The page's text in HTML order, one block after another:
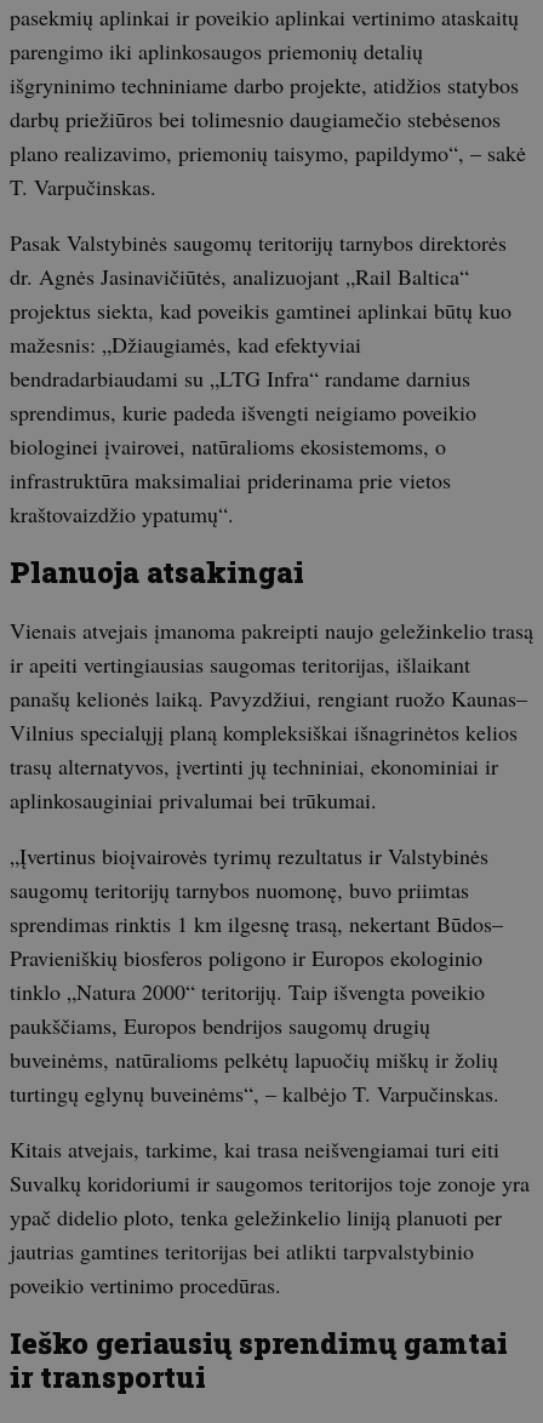
pasekmių aplinkai ir poveikio aplinkai vertinimo ataskaitų
parengimo iki aplinkosaugos priemonių detalių
išgryninimo techniniame darbo projekte, atidžios statybos
darbų priežiūros bei tolimesnio daugiamečio stebėsenos
plano realizavimo, priemonių taisymo, papildymo“, – sakė
T. Varpučinskas.
Pasak Valstybinės saugomų teritorijų tarnybos direktorės
dr. Agnės Jasinavičiūtės, analizuojant „Rail Baltica“
projektus siekta, kad poveikis gamtinei aplinkai būtų kuo
mažesnis: „Džiaugiamės, kad efektyviai
bendradarbiaudami su „LTG Infra“ randame darnius
sprendimus, kurie padeda išvengti neigiamo poveikio
biologinei įvairovei, natūralioms ekosistemoms, o
infrastruktūra maksimaliai priderinama prie vietos
kraštovaizdžio ypatumų“.
Planuoja atsakingai
Vienais atvejais įmanoma pakreipti naujo geležinkelio trasą
ir apeiti vertingiausias saugomas teritorijas, išlaikant
panašų kelionės laiką. Pavyzdžiui, rengiant ruožo Kaunas–
Vilnius specialųjį planą kompleksiškai išnagrinėtos kelios
trasų alternatyvos, įvertinti jų techniniai, ekonominiai ir
aplinkosauginiai privalumai bei trūkumai.
„Įvertinus bioįvairovės tyrimų rezultatus ir Valstybinės
saugomų teritorijų tarnybos nuomonę, buvo priimtas
sprendimas rinktis 1 km ilgesnę trasą, nekertant Būdos–
Pravieniškių biosferos poligono ir Europos ekologinio
tinklo „Natura 2000“ teritorijų. Taip išvengta poveikio
paukščiams, Europos bendrijos saugomų drugių
buveinėms, natūralioms pelkėtų lapuočių miškų ir žolių
turtingų eglynų buveinėms“, – kalbėjo T. Varpučinskas.
Kitais atvejais, tarkime, kai trasa neišvengiamai turi eiti
Suvalkų koridoriumi ir saugomos teritorijos toje zonoje yra
ypač didelio ploto, tenka geležinkelio liniją planuoti per
jautrias gamtines teritorijas bei atlikti tarpvalstybinio
poveikio vertinimo procedūras.
Ieško geriausių sprendimų gamtai
ir transportui